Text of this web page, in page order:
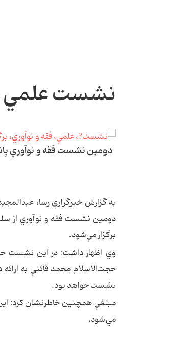
نشست علمي
دومين نشست فقه و نوآوري
به گزارش خبرگزاري رسا،
دومين نشست فقه و نوآوري از
برگزار مي‌شود.
وي اظهار داشت: در اين نشست
حجت‌الاسلام محمد قائني به
نشست خواهد بود.
مي‌شود.